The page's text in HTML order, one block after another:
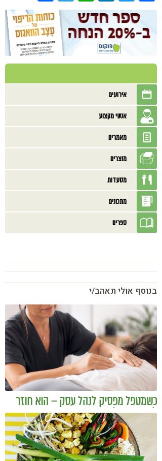
אירועים
אנשי מקצוע
מאמרים
מוצרים
מסעדות
מתכונים
ספרים
בנוסף אולי תאהב/י
כשמטפל מפסיק לנהל עסק – הוא חוזר
להיות מטפל